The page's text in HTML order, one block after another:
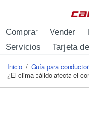
Comprar Vender
Servicios
Tarjeta
Se encuentra usted
Inicio / Guía para
¿El clima cálido afecta el